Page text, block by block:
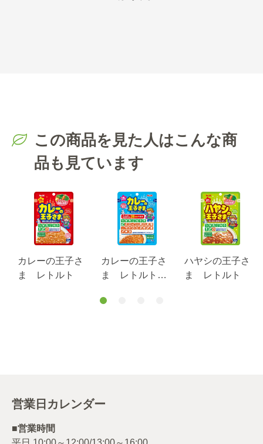
この商品を見た人はこんな商
品も見ています
カレーの王子さ
ま レトルト
カレーの王子さ
ま レトルト
定原材料等28品
ハヤシの王子さ
ま レトルト
営業日カレンダー
■営業時間